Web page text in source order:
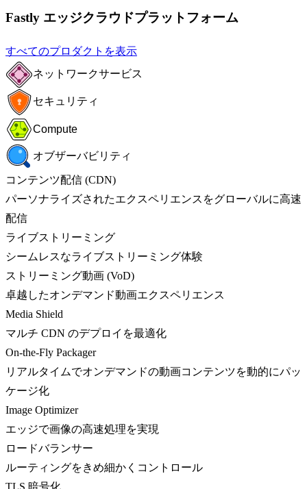
Fastly エッジクラウドプラットフォーム
すべてのプロダクトを表示
ネットワークサービス
セキュリティ
Compute
オブザーバビリティ
コンテンツ配信 (CDN)
パーソナライズされたエクスペリエンスをグローバルに高速
配信
ライブストリーミング
シームレスなライブストリーミング体験
ストリーミング動画 (VoD)
卓越したオンデマンド動画エクスペリエンス
Media Shield
マルチ CDN のデプロイを最適化
On-the-Fly Packager
リアルタイムでオンデマンドの動画コンテンツを動的にパッ
ケージ化
Image Optimizer
エッジで画像の高速処理を実現
ロードバランサー
ルーティングをきめ細かくコントロール
TLS 暗号化